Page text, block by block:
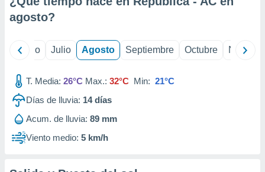
e
publicidad
publicidad
de
agosto?
Junio Julio Agosto Septiembre Octubre
T. Media: 26°C Max.: 32°C Min: 21°C
Días de lluvia: 14días
Acum. de lluvia: 89 mm
Viento medio: 5 km/h